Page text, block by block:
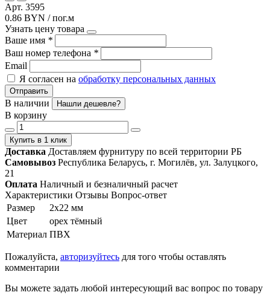
Арт. 3595
0.86 BYN / пог.м
Узнать цену товара
Ваше имя *
Ваш номер телефона *
Email
Я согласен на обработку персональных данных
Отправить
В наличии Нашли дешевле?
В корзину
Купить в 1 клик
Доставка Доставляем фурнитуру по всей территории РБ
Самовывоз Республика Беларусь, г. Могилёв, ул. Залуцкого,
21
Оплата Наличный и безналичный расчет
Характеристики Отзывы Вопрос-ответ
Размер
2х22 мм
Цвет
орех тёмный
Материал ПВХ
Пожалуйста, авторизуйтесь для того чтобы оставлять
комментарии
Вы можете задать любой интересующий вас вопрос по товару